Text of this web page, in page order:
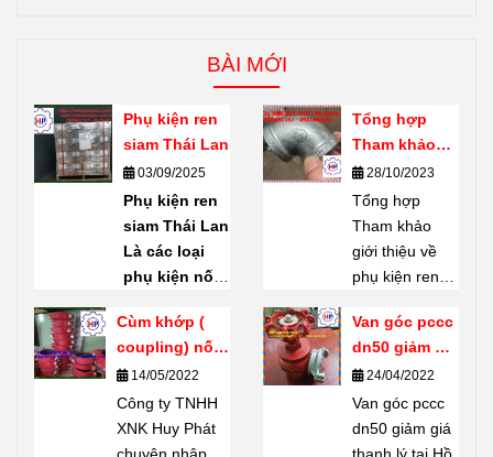
BÀI MỚI
Phụ kiện ren
siam Thái Lan
03/09/2025
Phụ kiện ren
siam Thái Lan
Là các loại
phụ kiện nối
(threaded
fittings) do
thương hiệu
SIAMsản
xuất – một
Tổng hợp
Tham khảo
giới thiệu về
phụ kiện ren
mạ kẽm
Shanxi Haili
Trung Quốc
28/10/2023
Tổng hợp
Tham khảo
giới thiệu về
phụ kiện ren
Shanxi Haili
Trung Quốc.
Phụ kiện ren
mạ kẽm
Shanxi Haili là
Cùm khớp (
coupling) nối
rãnh giá tốt
14/05/2022
Công ty TNHH
XNK Huy Phát
Van góc pccc
dn50 giảm giá
thanh lý tại
Hồ Chí Minh
24/04/2022
Van góc pccc
dn50 giảm giá